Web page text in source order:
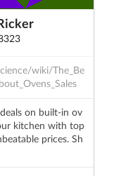
wiki/The_Be
on built-in ov
kitchen with top
prices. Sh